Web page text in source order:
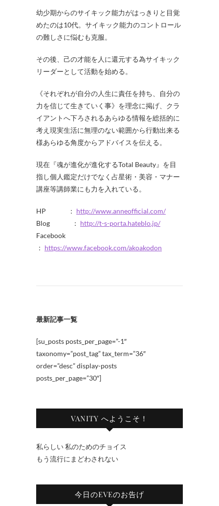
幼少期からのサイキック能力がはっきりと目覚
めたのは10代。サイキック能力のコントロール
の難しさに悩むも克服。
その後、己の才能を人に還元する為サイキック
リーダーとして活動を始める。
《それぞれが自分の人生に責任を持ち、自分の
力を信じて生きていく事》を理念に掲げ、クラ
イアントへ下ろされるあらゆる情報を総括的に
考え現実生活に無理のない範囲から行動出来る
様あらゆる角度からアドバイスを伝える。
現在『魂が進化が進化するTotal Beauty』を目
指し個人鑑定だけでなく占星術・美容・マナー
講座等講師業にも力を入れている。
HP ： http://www.anneofficial.com/
Blog ： http://t-s-porta.hateblo.jp/
Facebook
： https://www.facebook.com/akoakodon
最新記事一覧
[su_posts posts_per_page=”-1″
taxonomy=”post_tag” tax_term=”36″
order=”desc” display-posts
posts_per_page=”30″]
VANITY へようこそ！
私らしい 私のためのチョイス
もう流行にまどわされない
今日のEVEのお告げ